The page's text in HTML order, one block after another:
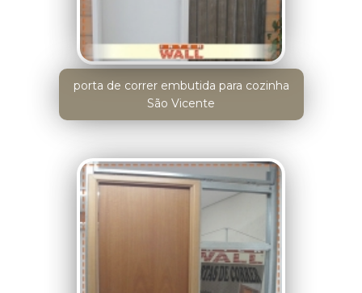
porta de correr embutida para cozinha
São Vicente